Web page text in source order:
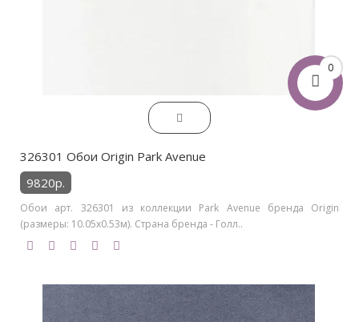
0
326301 Обои Origin Park Avenue
9820р.
Обои арт. 326301 из коллекции Park Avenue бренда Origin
(размеры: 10.05х0.53м). Страна бренда - Голл..